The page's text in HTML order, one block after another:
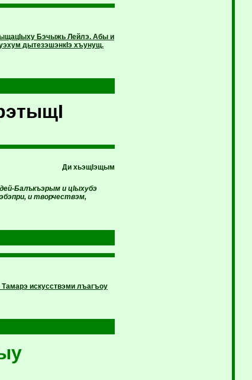
Бэчыжь Лейлэ. Абы и
дытезэшэнкIэ хъунущ.
Ди хьэщIэщым
Балъкъэрым и цIыхубэ
и творчествэм,
искусствэми лъагъоу